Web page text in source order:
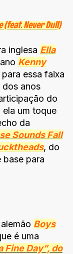
(feat. Never Dull)
inglesa Ella
Kenny
essa faixa
dos anos
do
ela um toque
da
Sounds Fall
, do
base para
Boys
é uma
Fine Day”, do